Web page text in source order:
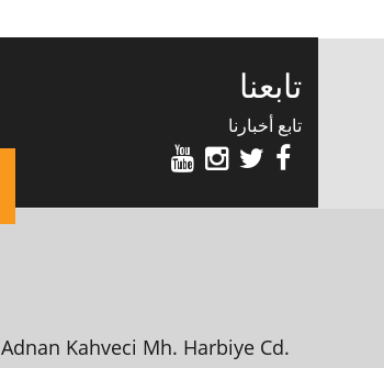
تابعنا
تابع أخبارنا
Adnan Kahveci Mh. Harbiye Cd.